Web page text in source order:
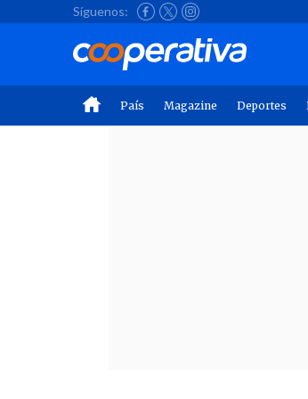
Síguenos:
País Magazine Deportes